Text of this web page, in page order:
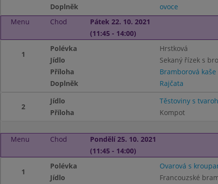
Doplněk
ovoce
Menu
Chod
Pátek 22. 10. 2021
(11:45 - 14:00)
1
Polévka
Hrstková
Jídlo
Sekaný řízek s
Příloha
Bramborová kaše
Doplněk
Rajčata
2
Jídlo
Těstoviny s
Příloha
Kompot
Menu Chod
Pondělí 25. 10. 2021
(11:45 - 14:00)
1
Polévka
Ovarová s
Jídlo
Francouzské